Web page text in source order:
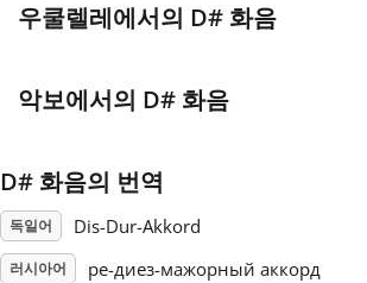
우쿨렐레에서의 D# 화음
악보에서의 D# 화음
D# 화음의 번역
독일어 Dis-Dur-Akkord
러시아어 ре-диез-мажорный аккорд